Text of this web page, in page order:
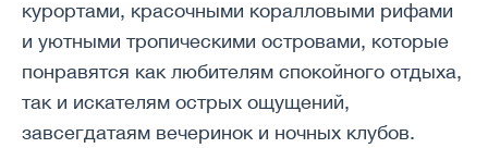
курортами, красочными коралловыми рифами
и уютными тропическими островами, которые
понравятся как любителям спокойного отдыха,
так и искателям острых ощущений,
завсегдатаям вечеринок и ночных клубов.